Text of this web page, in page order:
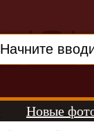
Новые